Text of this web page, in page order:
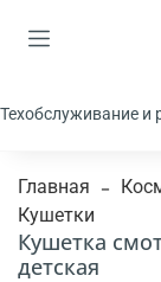
Техобслуживание и
Главная
Кушетки
Кушетка
детская